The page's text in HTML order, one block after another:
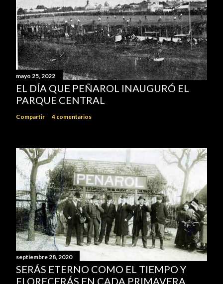
mayo 25, 2022
EL DÍA QUE PEÑAROL INAUGURÓ EL
PARQUE CENTRAL
Compartir 4 comentarios
septiembre 28, 2020
SERÁS ETERNO COMO EL TIEMPO Y
FLORECERÁS EN CADA PRIMAVERA